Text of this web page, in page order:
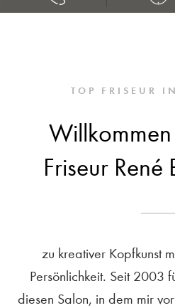
TOP FRISEUR
Friseur
zu kreativer Kopfkunst
Persönlichkeit. Seit 2003
diesen Salon, in dem mir